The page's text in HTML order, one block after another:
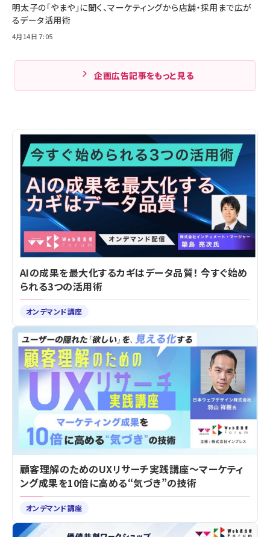
明太子の「やまや」に聞く、マーケティングから店舗・採用まで広が
るデータ活用術
4月14日 7:05
企画広告記事をもっと見る
AIの成果を最大化するカギはデータ品質！ 今すぐ始め
られる3つの活用術
オンデマンド講座
顧客理解のためのUXリサーチ実践講座～マーケティ
ング成果を10倍に高める“気づき”の技術
オンデマンド講座